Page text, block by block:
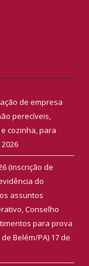
de empresa
perecíveis,
cozinha, para
(Inscrição de
do
assuntos
Conselho
para prova
Belém/PA) 17 de